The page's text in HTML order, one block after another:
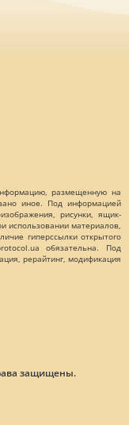
размещенную на
иное. Под информацией
рисунки, ящик-
использовании материалов,
гиперссылки открытого
обязательна. Под
рерайтинг, модификация
защищены.